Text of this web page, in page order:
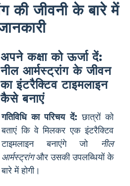
की जीवनी के बारे में
अपने कक्षा को ऊर्जा दें:
नील आर्मस्ट्रांग के जीवन
का इंटरैक्टिव टाइमलाइन
कैसे बनाएं
गतिविधि का परिचय दें: छात्रों को
बताएं कि वे मिलकर एक इंटरैक्टिव
टाइमलाइन बनाएंगे जो नील
आर्मस्ट्रांगऔर उसकी उपलब्धियों के
बारे में होगी।